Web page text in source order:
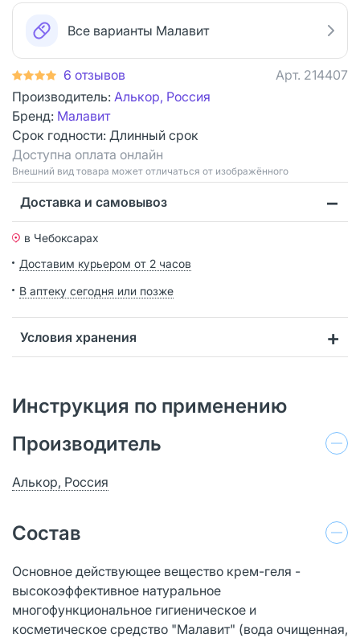
Все варианты Малавит
6 отзывов Арт. 214407
Производитель: Алькор, Россия
Бренд: Малавит
Срок годности: Длинный срок
Доступна оплата онлайн
Bнешний вид товара может отличаться от изображённого
Доставка и самовывоз
в Чебоксарах
Доставим курьером от 2 часов
В аптеку сегодня или позже
Условия хранения
Инструкция по применению
Производитель
Алькор, Россия
Состав
Основное действующее вещество крем-геля -
высокоэффективное натуральное
многофункциональное гигиеническое и
косметическое средство "Малавит" (вода очищенная,